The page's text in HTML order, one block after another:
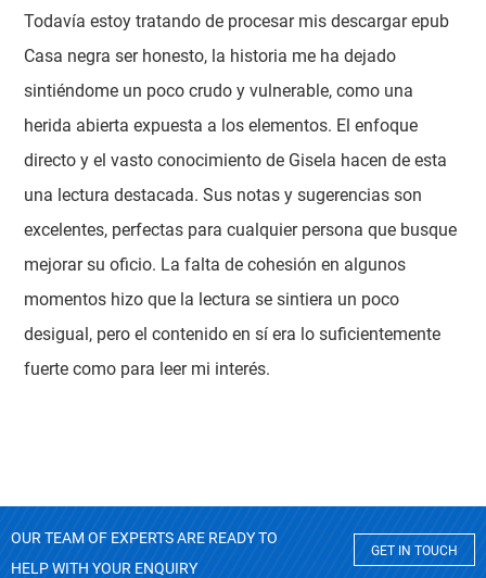
Todavía estoy tratando de procesar mis descargar epub
Casa negra ser honesto, la historia me ha dejado
sintiéndome un poco crudo y vulnerable, como una
herida abierta expuesta a los elementos. El enfoque
directo y el vasto conocimiento de Gisela hacen de esta
una lectura destacada. Sus notas y sugerencias son
excelentes, perfectas para cualquier persona que busque
mejorar su oficio. La falta de cohesión en algunos
momentos hizo que la lectura se sintiera un poco
desigual, pero el contenido en sí era lo suficientemente
fuerte como para leer mi interés.
OUR TEAM OF EXPERTS ARE READY TO
HELP WITH YOUR ENQUIRY
GET IN TOUCH